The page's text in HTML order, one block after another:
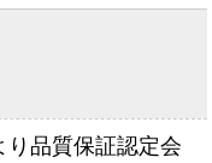
品質保証認定会